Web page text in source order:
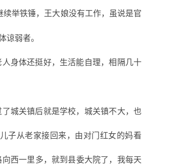
举铁锤，王大娘没有工作，虽说是官
谅弱者。
人身体还挺好，生活能自理，相隔几十
城关镇后就是学校，城关镇不大，也
子从老家接回来，由对门红女的妈看
西一里多，就到县委大院了，我每天